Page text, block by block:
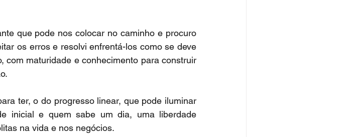
que pode nos colocar no caminho e procuro
os erros e resolvi enfrentá-los como se deve
com maturidade e conhecimento para construir
ter, o do progresso linear, que pode iluminar
inicial e quem sabe um dia, uma liberdade
na vida e nos negócios.